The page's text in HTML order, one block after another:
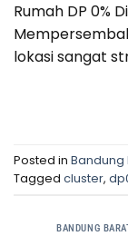
Rumah DP 0%
lokasi sangat
Posted in Bandung
Tagged cluster,
BANDUNG